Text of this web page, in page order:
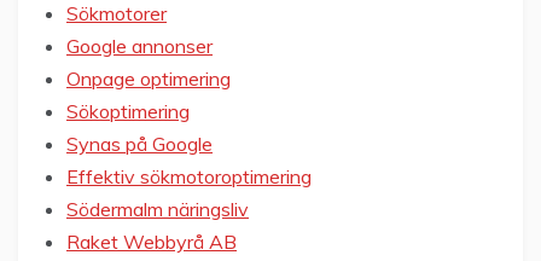
Sökmotorer
Google annonser
Onpage optimering
Sökoptimering
Synas på Google
Effektiv sökmotoroptimering
Södermalm näringsliv
Raket Webbyrå AB